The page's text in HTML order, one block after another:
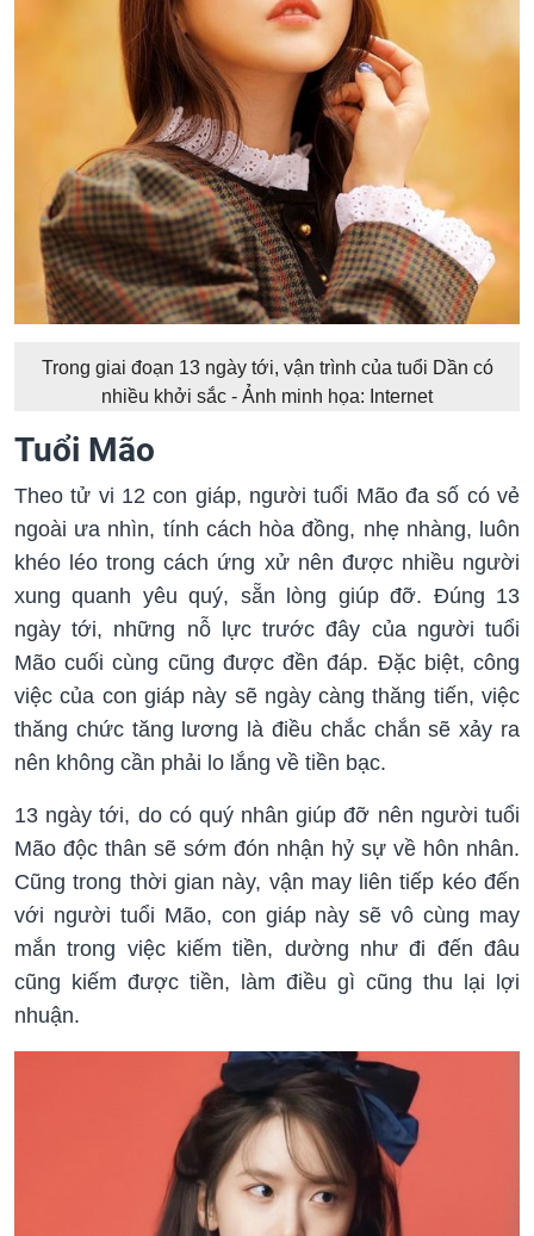
Trong giai đoạn 13 ngày tới, vận trình của tuổi Dần có
nhiều khởi sắc - Ảnh minh họa: Internet
Tuổi Mão
Theo tử vi 12 con giáp, người tuổi Mão đa số có vẻ
ngoài ưa nhìn, tính cách hòa đồng, nhẹ nhàng, luôn
khéo léo trong cách ứng xử nên được nhiều người
xung quanh yêu quý, sẵn lòng giúp đỡ. Đúng 13
ngày tới, những nỗ lực trước đây của người tuổi
Mão cuối cùng cũng được đền đáp. Đặc biệt, công
việc của con giáp này sẽ ngày càng thăng tiến, việc
thăng chức tăng lương là điều chắc chắn sẽ xảy ra
nên không cần phải lo lắng về tiền bạc.
13 ngày tới, do có quý nhân giúp đỡ nên người tuổi
Mão độc thân sẽ sớm đón nhận hỷ sự về hôn nhân.
Cũng trong thời gian này, vận may liên tiếp kéo đến
với người tuổi Mão, con giáp này sẽ vô cùng may
mắn trong việc kiếm tiền, dường như đi đến đâu
cũng kiếm được tiền, làm điều gì cũng thu lại lợi
nhuận.